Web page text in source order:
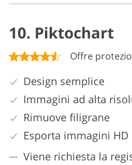
10. Piktochart
Offre
Design semplice
Immagini ad alta
Rimuove filigrane
Esporta immagini HD
Viene richiesta la